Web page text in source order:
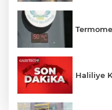
Haliliye